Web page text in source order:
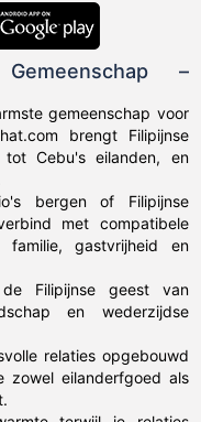
–
gemeenschap voor
brengt Filipijnse
tot Cebu's eilanden, en
bergen of Filipijnse
met compatibele
familie, gastvrijheid en
Filipijnse geest van
en wederzijdse
relaties opgebouwd
zowel eilanderfgoed als